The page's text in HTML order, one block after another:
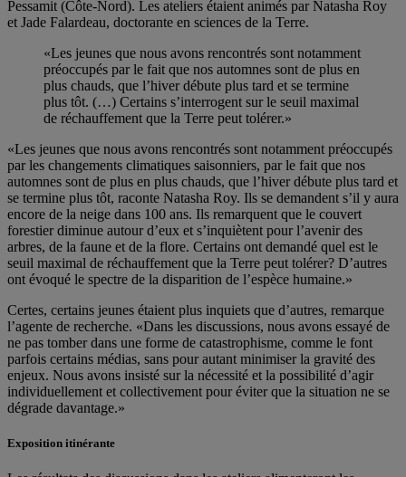
Pessamit (Côte-Nord). Les ateliers étaient animés par Natasha Roy
et Jade Falardeau, doctorante en sciences de la Terre.
«Les jeunes que nous avons rencontrés sont notamment
préoccupés par le fait que nos automnes sont de plus en
plus chauds, que l’hiver débute plus tard et se termine
plus tôt. (…) Certains s’interrogent sur le seuil maximal
de réchauffement que la Terre peut tolérer.»
«Les jeunes que nous avons rencontrés sont notamment préoccupés
par les changements climatiques saisonniers, par le fait que nos
automnes sont de plus en plus chauds, que l’hiver débute plus tard et
se termine plus tôt, raconte Natasha Roy. Ils se demandent s’il y aura
encore de la neige dans 100 ans. Ils remarquent que le couvert
forestier diminue autour d’eux et s’inquiètent pour l’avenir des
arbres, de la faune et de la flore. Certains ont demandé quel est le
seuil maximal de réchauffement que la Terre peut tolérer? D’autres
ont évoqué le spectre de la disparition de l’espèce humaine.»
Certes, certains jeunes étaient plus inquiets que d’autres, remarque
l’agente de recherche. «Dans les discussions, nous avons essayé de
ne pas tomber dans une forme de catastrophisme, comme le font
parfois certains médias, sans pour autant minimiser la gravité des
enjeux. Nous avons insisté sur la nécessité et la possibilité d’agir
individuellement et collectivement pour éviter que la situation ne se
dégrade davantage.»
Exposition itinérante